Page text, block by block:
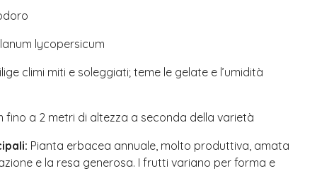
lycopersicum
climi miti e soleggiati; teme le gelate e l’umidità
fino a 2 metri di altezza a seconda della varietà
Pianta erbacea annuale, molto produttiva, amata
e la resa generosa. I frutti variano per forma e